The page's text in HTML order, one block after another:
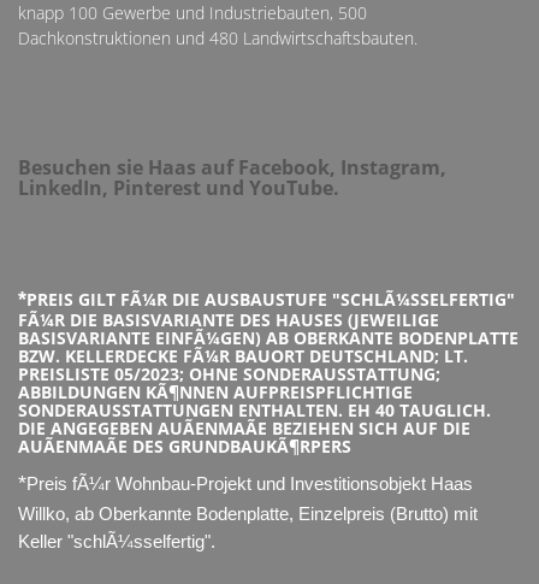
knapp 100 Gewerbe und Industriebauten, 500
Dachkonstruktionen und 480 Landwirtschaftsbauten.
Besuchen sie Haas auf Facebook, Instagram,
LinkedIn, Pinterest und YouTube.
*PREIS GILT FÃ¼R DIE AUSBAUSTUFE "SCHLÃ¼SSELFERTIG"
FÃ¼R DIE BASISVARIANTE DES HAUSES (JEWEILIGE
BASISVARIANTE EINFÃ¼GEN) AB OBERKANTE BODENPLATTE
BZW. KELLERDECKE FÃ¼R BAUORT DEUTSCHLAND; LT.
PREISLISTE 05/2023; OHNE SONDERAUSSTATTUNG;
ABBILDUNGEN KÃ¶NNEN AUFPREISPFLICHTIGE
SONDERAUSSTATTUNGEN ENTHALTEN. EH 40 TAUGLICH.
DIE ANGEGEBEN AUÃENMAÃE BEZIEHEN SICH AUF DIE
AUÃENMAÃE DES GRUNDBAUKÃ¶RPERS
*Preis fÃ¼r Wohnbau-Projekt und Investitionsobjekt Haas
Willko, ab Oberkannte Bodenplatte, Einzelpreis (Brutto) mit
Keller "schlÃ¼sselfertig".